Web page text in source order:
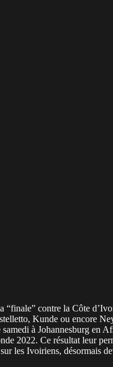
“finale” contre la Côte
Kunde ou encore
à Johannesburg en
2022. Ce résultat leur
les Ivoiriens, désormais